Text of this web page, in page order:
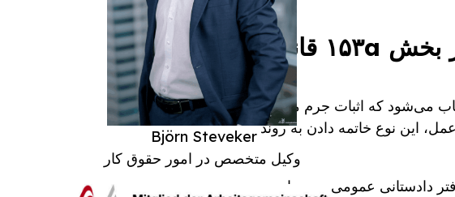
۲. در این بین: توقف رسیدگی منوط به شرایط مندرج در بخش ۱۵۳a قانون
می‌شود که اثبات جرم محتمل
این نوع خاتمه دادن به روند
دادستانی عمومی نمی‌تواند
Björn Steveker
وکیل متخصص در امور حقوق کار